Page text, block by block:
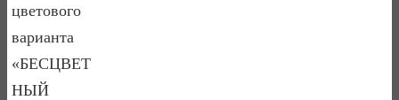
цветового
варианта
«БЕСЦВЕТ
НЫЙ